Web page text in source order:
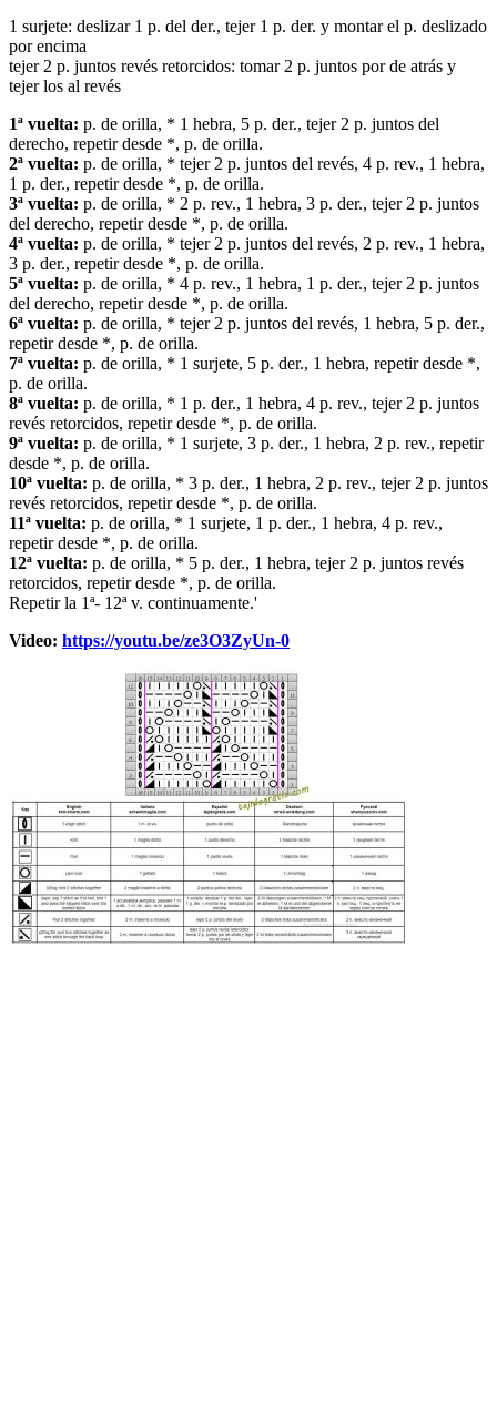
1 surjete: deslizar 1 p. del der., tejer 1 p. der. y montar el p. deslizado
por encima
tejer 2 p. juntos revés retorcidos: tomar 2 p. juntos por de atrás y
tejer los al revés
1ª vuelta: p. de orilla, * 1 hebra, 5 p. der., tejer 2 p. juntos del
derecho, repetir desde *, p. de orilla.
2ª vuelta: p. de orilla, * tejer 2 p. juntos del revés, 4 p. rev., 1 hebra,
1 p. der., repetir desde *, p. de orilla.
3ª vuelta: p. de orilla, * 2 p. rev., 1 hebra, 3 p. der., tejer 2 p. juntos
del derecho, repetir desde *, p. de orilla.
4ª vuelta: p. de orilla, * tejer 2 p. juntos del revés, 2 p. rev., 1 hebra,
3 p. der., repetir desde *, p. de orilla.
5ª vuelta: p. de orilla, * 4 p. rev., 1 hebra, 1 p. der., tejer 2 p. juntos
del derecho, repetir desde *, p. de orilla.
6ª vuelta: p. de orilla, * tejer 2 p. juntos del revés, 1 hebra, 5 p. der.,
repetir desde *, p. de orilla.
7ª vuelta: p. de orilla, * 1 surjete, 5 p. der., 1 hebra, repetir desde *,
p. de orilla.
8ª vuelta: p. de orilla, * 1 p. der., 1 hebra, 4 p. rev., tejer 2 p. juntos
revés retorcidos, repetir desde *, p. de orilla.
9ª vuelta: p. de orilla, * 1 surjete, 3 p. der., 1 hebra, 2 p. rev., repetir
desde *, p. de orilla.
10ª vuelta: p. de orilla, * 3 p. der., 1 hebra, 2 p. rev., tejer 2 p. juntos
revés retorcidos, repetir desde *, p. de orilla.
11ª vuelta: p. de orilla, * 1 surjete, 1 p. der., 1 hebra, 4 p. rev.,
repetir desde *, p. de orilla.
12ª vuelta: p. de orilla, * 5 p. der., 1 hebra, tejer 2 p. juntos revés
retorcidos, repetir desde *, p. de orilla.
Repetir la 1ª- 12ª v. continuamente.'
Video: https://youtu.be/ze3O3ZyUn-0